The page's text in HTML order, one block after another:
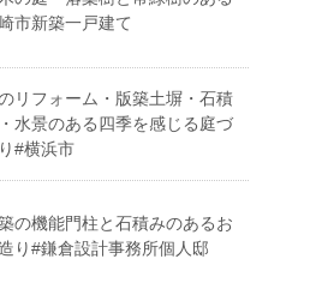
崎市新築一戸建て
リフォーム・版築土塀・石積
水景のある四季を感じる庭づ
#横浜市
の機能門柱と石積みのあるお
り#鎌倉設計事務所個人邸